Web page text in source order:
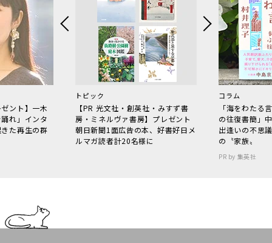
ント】一木
れ」インタ
た再生の群
トピック
【PR 光文社・創英社・みすず書
房・ミネルヴァ書房】プレゼント
朝日新聞1面広告の本、好書好日メ
ルマガ読者計20名様に
コラム
「海をわた
の往復書簡」
出逢いの不思
の〝家族〟
PR by 集英社